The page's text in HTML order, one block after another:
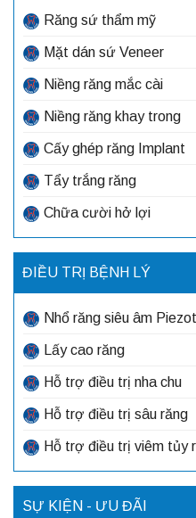
Răng sứ thẩm mỹ
Mặt dán sứ Veneer
Niềng răng mắc cài
Niềng răng khay trong
Cấy ghép răng Implant
Tẩy trắng răng
Chữa cười hở lợi
ĐIỀU TRỊ BỆNH LÝ
Nhổ răng siêu âm
Lấy cao răng
Hỗ trợ điều trị nha chu
Hỗ trợ điều trị sâu răng
Hỗ trợ điều trị viêm tủy
SỰ KIỆN - ƯU ĐÃI